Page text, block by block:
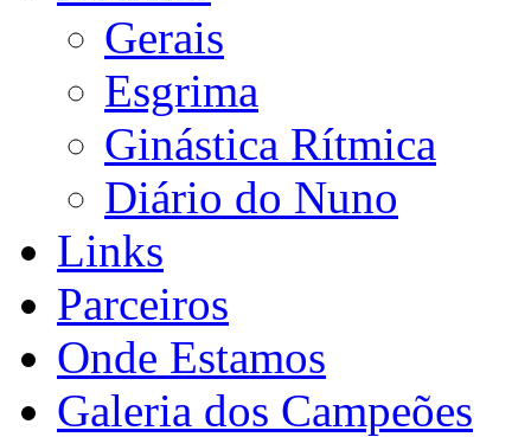
Gerais
Esgrima
Ginástica Rítmica
Diário do Nuno
Links
Parceiros
Onde Estamos
Galeria dos Campeões